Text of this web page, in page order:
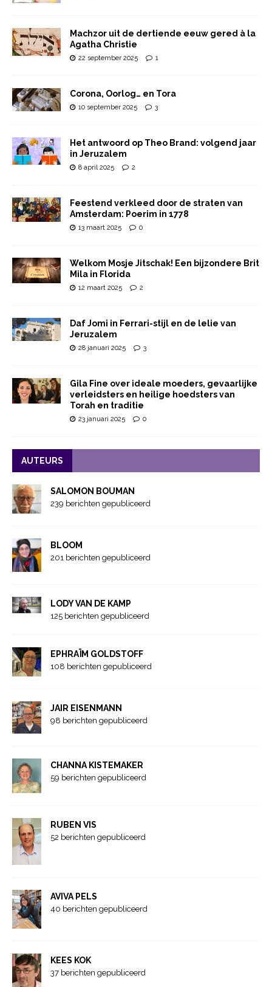
Machzor uit de dertiende eeuw gered à la
Agatha Christie
22 september 2025 1
Corona, Oorlog… en Tora
10 september 2025 3
Het antwoord op Theo Brand: volgend jaar
in Jeruzalem
8 april 2025 2
Feestend verkleed door de straten van
Amsterdam: Poerim in 1778
13 maart 2025 0
Welkom Mosje Jitschak! Een bijzondere Brit
Mila in Florida
12 maart 2025 2
Daf Jomi in Ferrari-stijl en de lelie van
Jeruzalem
28 januari 2025 3
Gila Fine over ideale moeders, gevaarlijke
verleidsters en heilige hoedsters van
Torah en traditie
23 januari 2025 0
AUTEURS
SALOMON BOUMAN
239 berichten gepubliceerd
BLOOM
201 berichten gepubliceerd
LODY VAN DE KAMP
125 berichten gepubliceerd
EPHRAÏM GOLDSTOFF
108 berichten gepubliceerd
JAIR EISENMANN
98 berichten gepubliceerd
CHANNA KISTEMAKER
59 berichten gepubliceerd
RUBEN VIS
52 berichten gepubliceerd
AVIVA PELS
40 berichten gepubliceerd
KEES KOK
37 berichten gepubliceerd